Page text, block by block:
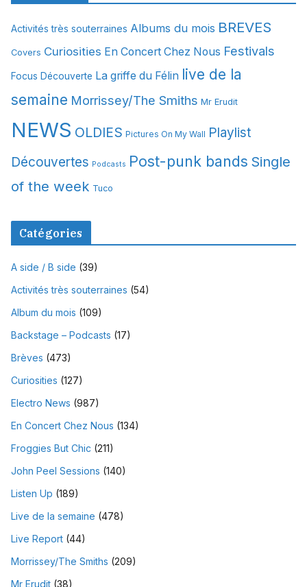
v
e
Activités très souterraines Albums du mois BREVES
Covers Curiosities En Concert Chez Nous Festivals
Focus Découverte La griffe du Félin live de la
semaine Morrissey/The Smiths Mr Erudit
NEWS OLDIES Pictures On My Wall Playlist
Découvertes Podcasts Post-punk bands Single
of the week Tuco
Catégories
A side / B side (39)
Activités très souterraines (54)
Album du mois (109)
Backstage – Podcasts (17)
Brèves (473)
Curiosities (127)
Electro News (987)
En Concert Chez Nous (134)
Froggies But Chic (211)
John Peel Sessions (140)
Listen Up (189)
Live de la semaine (478)
Live Report (44)
Morrissey/The Smiths (209)
Mr Erudit (38)